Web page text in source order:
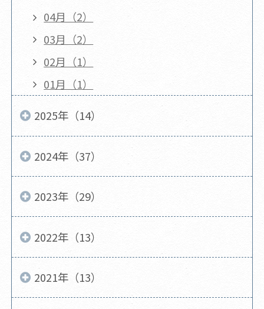
04月（2）
03月（2）
02月（1）
01月（1）
2025年（14）
2024年（37）
2023年（29）
2022年（13）
2021年（13）